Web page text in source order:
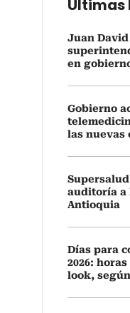
Últimas
Juan David
en
Gobierno
las nuevas
auditoría a
Antioquia
Días para
2026:
look,